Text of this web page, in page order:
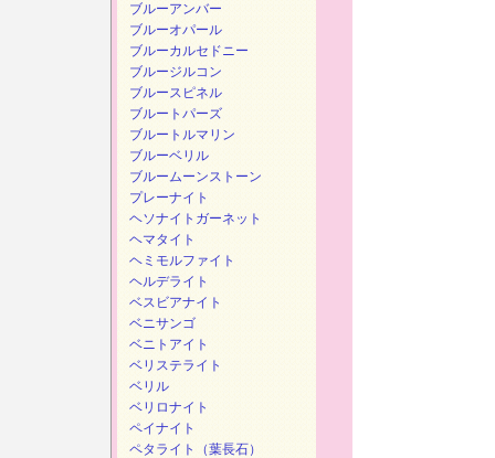
ブルーアンバー
ブルーオパール
ブルーカルセドニー
ブルージルコン
ブルースピネル
ブルートパーズ
ブルートルマリン
ブルーベリル
ブルームーンストーン
プレーナイト
ヘソナイトガーネット
ヘマタイト
ヘミモルファイト
ヘルデライト
ベスビアナイト
ベニサンゴ
ベニトアイト
ベリステライト
ベリル
ベリロナイト
ペイナイト
ペタライト（葉長石）